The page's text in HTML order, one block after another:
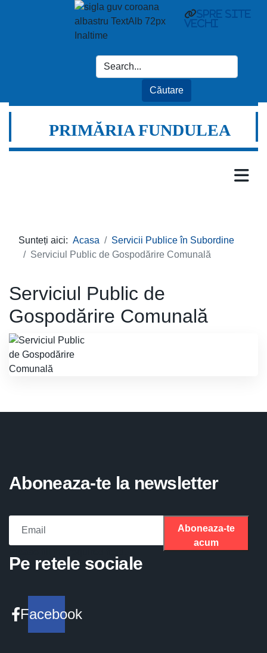
spre site
vechi
PRIMĂRIA FUNDULEA
Sunteți aici: Acasa
Servicii Publice în Subordine
Serviciul Public de Gospodărire Comunală
Serviciul Public de
Gospodărire Comunală
Aboneaza-te la newsletter
Aboneaza-te
acum
Pe retele sociale
Facebook